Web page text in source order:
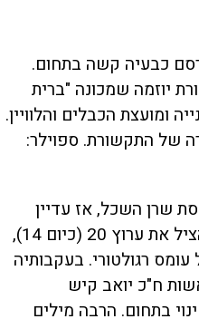
כבעיה קשה בתחום.
יוזמה שמכונה "ברית
ומועצת הכבלים והלוויין.
של התקשורת. ספוילר:
הכנסת שרן השכל, אז עדיין
בליכוד, הצעת חוק שנועדה להציל את ערוץ 20 (כיום 14),
רגולטורי. בעקבותיה
ח"כ יואב קיש
בתחום. הרבה מילים